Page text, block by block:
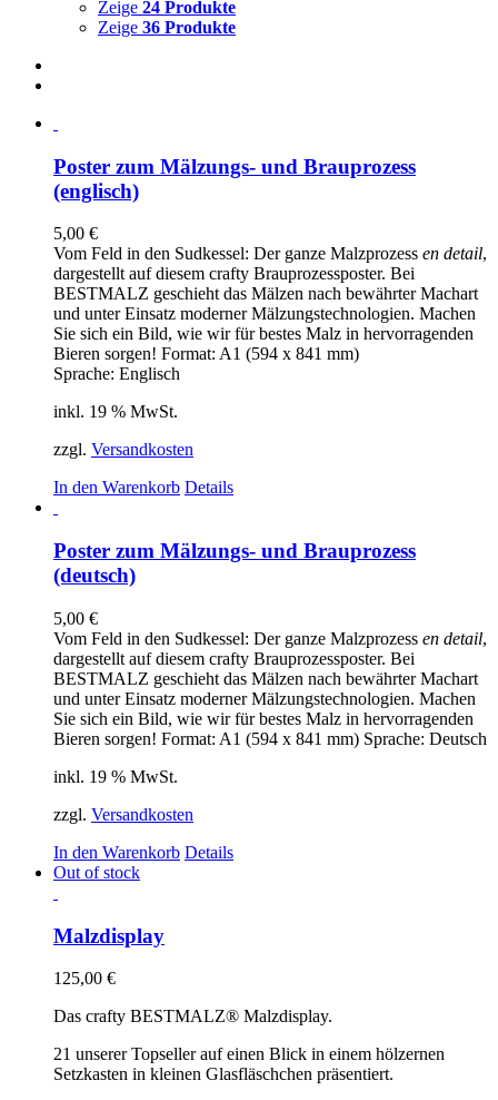
Zeige 24 Produkte
Zeige 36 Produkte
Poster zum Mälzungs- und Brauprozess
(englisch)
5,00 €
Vom Feld in den Sudkessel: Der ganze Malzprozess en detail,
dargestellt auf diesem crafty Brauprozessposter. Bei
BESTMALZ geschieht das Mälzen nach bewährter Machart
und unter Einsatz moderner Mälzungstechnologien. Machen
Sie sich ein Bild, wie wir für bestes Malz in hervorragenden
Bieren sorgen! Format: A1 (594 x 841 mm)
Sprache: Englisch
inkl. 19 % MwSt.
zzgl. Versandkosten
In den Warenkorb Details
Poster zum Mälzungs- und Brauprozess
(deutsch)
5,00 €
Vom Feld in den Sudkessel: Der ganze Malzprozess en detail,
dargestellt auf diesem crafty Brauprozessposter. Bei
BESTMALZ geschieht das Mälzen nach bewährter Machart
und unter Einsatz moderner Mälzungstechnologien. Machen
Sie sich ein Bild, wie wir für bestes Malz in hervorragenden
Bieren sorgen! Format: A1 (594 x 841 mm) Sprache: Deutsch
inkl. 19 % MwSt.
zzgl. Versandkosten
In den Warenkorb Details
Out of stock
Malzdisplay
125,00 €
Das crafty BESTMALZ® Malzdisplay.
21 unserer Topseller auf einen Blick in einem hölzernen
Setzkasten in kleinen Glasfläschchen präsentiert.